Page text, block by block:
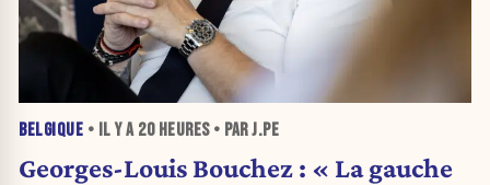
BELGIQUE • IL Y A 20 HEURES• PAR J.PE
Georges-Louis Bouchez : « La gauche